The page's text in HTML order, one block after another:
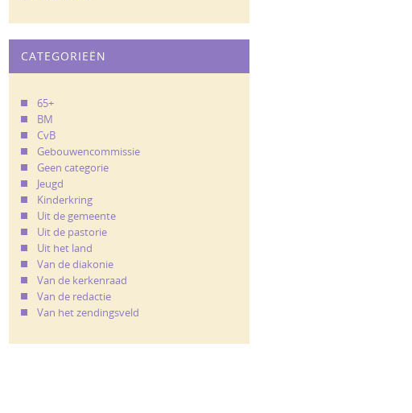
CATEGORIEËN
65+
BM
CvB
Gebouwencommissie
Geen categorie
Jeugd
Kinderkring
Uit de gemeente
Uit de pastorie
Uit het land
Van de diakonie
Van de kerkenraad
Van de redactie
Van het zendingsveld